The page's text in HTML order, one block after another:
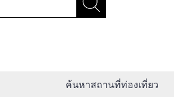
ค้นหาสถานที่ท่องเที่ยว